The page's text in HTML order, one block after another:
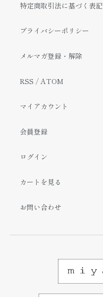
特定商取引法に基づく表記
プライバシーポリシー
メルマガ登録・解除
RSS / ATOM
マイアカウント
会員登録
ログイン
カートを見る
お問い合わせ